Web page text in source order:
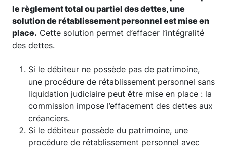
le règlement total ou partiel des dettes, une
solution de rétablissement personnel est mise en
place. Cette solution permet d’effacer l’intégralité
des dettes.
Si le débiteur ne possède pas de patrimoine,
une procédure de rétablissement personnel sans
liquidation judiciaire peut être mise en place : la
commission impose l’effacement des dettes aux
créanciers.
Si le débiteur possède du patrimoine, une
procédure de rétablissement personnel avec